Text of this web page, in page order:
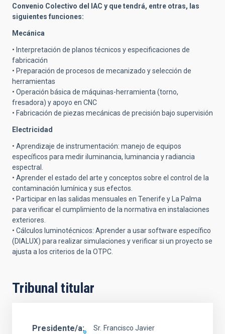
Convenio Colectivo del IAC y que tendrá, entre otras, las
siguientes funciones:
Mecánica
• Interpretación de planos técnicos y especificaciones de
fabricación
• Preparación de procesos de mecanizado y selección de
herramientas
• Operación básica de máquinas-herramienta (torno,
fresadora) y apoyo en CNC
• Fabricación de piezas mecánicas de precisión bajo supervisión
Electricidad
• Aprendizaje de instrumentación: manejo de equipos
específicos para medir iluminancia, luminancia y radiancia
espectral.
• Aprender el estado del arte y conceptos sobre el control de la
contaminación lumínica y sus efectos.
• Participar en las salidas mensuales en Tenerife y La Palma
para verificar el cumplimiento de la normativa en instalaciones
exteriores.
• Cálculos luminotécnicos: Aprender a usar software específico
(DIALUX) para realizar simulaciones y verificar si un proyecto se
ajusta a los criterios de la OTPC.
Tribunal titular
Presidente/a Sr. Francisco Javier